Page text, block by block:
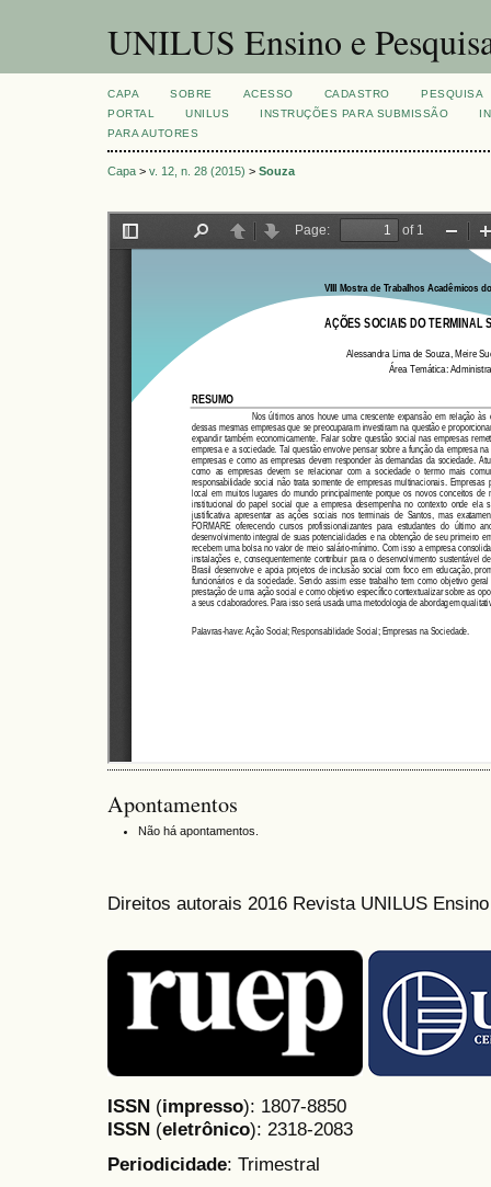
UNILUS Ensino e
CAPA SOBRE ACESSO CADASTRO
PESQUISA
PORTAL
UNILUS INSTRUÇÕES PARA SUBMISSÃO
PARA AUTORES
Capa > v. 12, n. 28 (2015) > Souza
Apontamentos
Não há apontamentos.
Direitos autorais 2016 Revista UNILUS
ISSN (impresso): 1807-8850
ISSN (eletrônico): 2318-2083
Periodicidade: Trimestral